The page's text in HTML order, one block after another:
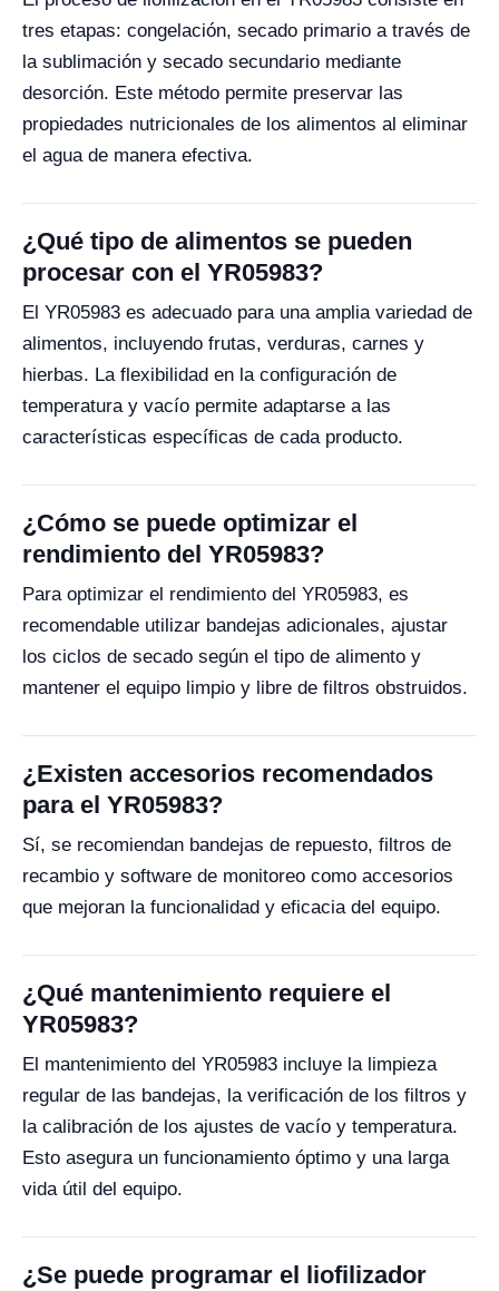
tres etapas: congelación, secado primario a través de
la sublimación y secado secundario mediante
desorción. Este método permite preservar las
propiedades nutricionales de los alimentos al eliminar
el agua de manera efectiva.
¿Qué tipo de alimentos se pueden
procesar con el YR05983?
El YR05983 es adecuado para una amplia variedad de
alimentos, incluyendo frutas, verduras, carnes y
hierbas. La flexibilidad en la configuración de
temperatura y vacío permite adaptarse a las
características específicas de cada producto.
¿Cómo se puede optimizar el
rendimiento del YR05983?
Para optimizar el rendimiento del YR05983, es
recomendable utilizar bandejas adicionales, ajustar
los ciclos de secado según el tipo de alimento y
mantener el equipo limpio y libre de filtros obstruidos.
¿Existen accesorios recomendados
para el YR05983?
Sí, se recomiendan bandejas de repuesto, filtros de
recambio y software de monitoreo como accesorios
que mejoran la funcionalidad y eficacia del equipo.
¿Qué mantenimiento requiere el
YR05983?
El mantenimiento del YR05983 incluye la limpieza
regular de las bandejas, la verificación de los filtros y
la calibración de los ajustes de vacío y temperatura.
Esto asegura un funcionamiento óptimo y una larga
vida útil del equipo.
¿Se puede programar el liofilizador